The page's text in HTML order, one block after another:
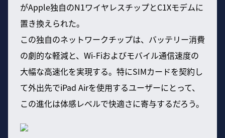
がApple独自のN1ワイヤレスチップとC1Xモデムに
置き換えられた。
この独自のネットワークチップは、バッテリー消費
の劇的な軽減と、Wi-Fiおよびモバイル通信速度の
大幅な高速化を実現する。特にSIMカードを契約し
て外出先でiPad Airを使用するユーザーにとって、
この進化は体感レベルで快適さに寄与するだろう。